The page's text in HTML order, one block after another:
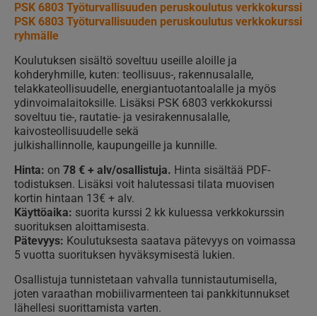
PSK 6803 Työturvallisuuden peruskoulutus verkkokurssi
PSK 6803 Työturvallisuuden peruskoulutus verkkokurssi
ryhmälle
Koulutuksen sisältö soveltuu useille aloille ja
kohderyhmille, kuten: teollisuus-, rakennusalalle,
telakkateollisuudelle, energiantuotantoalalle ja myös
ydinvoimalaitoksille. Lisäksi PSK 6803 verkkokurssi
soveltuu tie-, rautatie- ja vesirakennusalalle,
kaivosteollisuudelle sekä
julkishallinnolle, kaupungeille ja kunnille.
Hinta: on 78 € + alv/osallistuja. Hinta sisältää PDF-
todistuksen. Lisäksi voit halutessasi tilata muovisen
kortin hintaan 13€ + alv.
Käyttöaika: suorita kurssi 2 kk kuluessa verkkokurssin
suorituksen aloittamisesta.
Pätevyys: Koulutuksesta saatava pätevyys on voimassa
5 vuotta suorituksen hyväksymisestä lukien.
Osallistuja tunnistetaan vahvalla tunnistautumisella,
joten varaathan mobiilivarmenteen tai pankkitunnukset
lähellesi suorittamista varten.